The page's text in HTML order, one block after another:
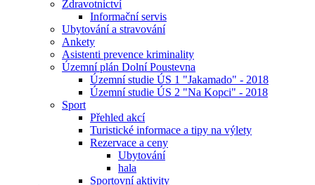
Zdravotnictví
Informační servis
Ubytování a stravování
Ankety
Asistenti prevence kriminality
Územní plán Dolní Poustevna
Územní studie ÚS 1 "Jakamado" - 2018
Územní studie ÚS 2 "Na Kopci" - 2018
Sport
Přehled akcí
Turistické informace a tipy na výlety
Rezervace a ceny
Ubytování
hala
Sportovní aktivity